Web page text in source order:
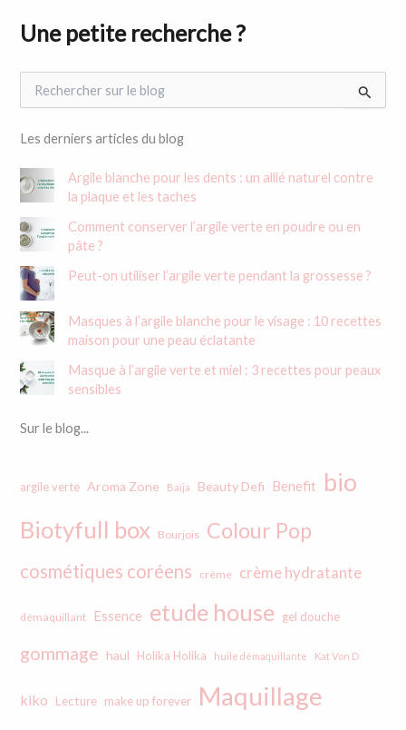
Une petite recherche ?
h
r
c
h
e
r
:
Les derniers articles du blog
Argile blanche pour les dents : un allié naturel contre
la plaque et les taches
Comment conserver l’argile verte en poudre ou en
pâte ?
Peut-on utiliser l’argile verte pendant la grossesse ?
Masques à l’argile blanche pour le visage : 10 recettes
maison pour une peau éclatante
Masque à l’argile verte et miel : 3 recettes pour peaux
sensibles
Sur le blog...
argile verte Aroma Zone Baïja Beauty Defi Benefit bio
Biotyfull box Bourjois Colour Pop
cosmétiques coréens crème crème hydratante
démaquillant Essence etude house gel douche
gommage haul Holika Holika huile démaquillante Kat Von D
kiko Lecture make up forever Maquillage